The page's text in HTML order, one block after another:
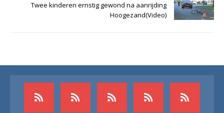
Twee kinderen ernstig gewond na aanrijding
Hoogezand(Video)